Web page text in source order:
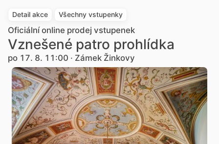
Detail akce Všechny vstupenky
Oficiální online prodej vstupenek
Vznešené patro prohlídka
po 17. 8. 11:00 · Zámek Žinkovy